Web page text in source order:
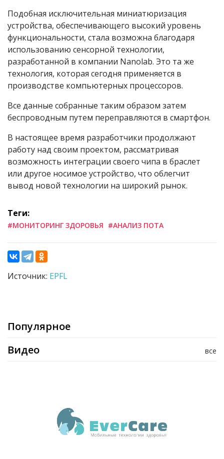
Подобная исключительная миниатюризация
устройства, обеспечивающего высокий уровень
функциональности, стала возможна благодаря
использованию сенсорной технологии,
разработанной в компании Nanolab. Это та же
технология, которая сегодня применяется в
производстве компьютерных процессоров.
Все данные собранные таким образом затем
беспроводным путем переправляются в смартфон.
В настоящее время разработчики продолжают
работу над своим проектом, рассматривая
возможность интеграции своего чипа в браслет
или другое носимое устройство, что облегчит
вывод новой технологии на широкий рынок.
Теги:
#МОНИТОРИНГ ЗДОРОВЬЯ #АНАЛИЗ ПОТА
Источник: EPFL
Популярное
все
Видео